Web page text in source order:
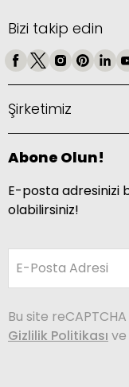
Bizi takip edin
Şirketimiz
Abone Olun!
E-posta adresinizi
olabilirsiniz!
E-Posta Adresi
Bu site
Gizlilik Politikası ve